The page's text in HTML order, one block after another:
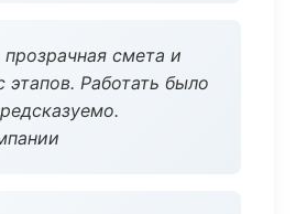
смета и
этапов. Работать было